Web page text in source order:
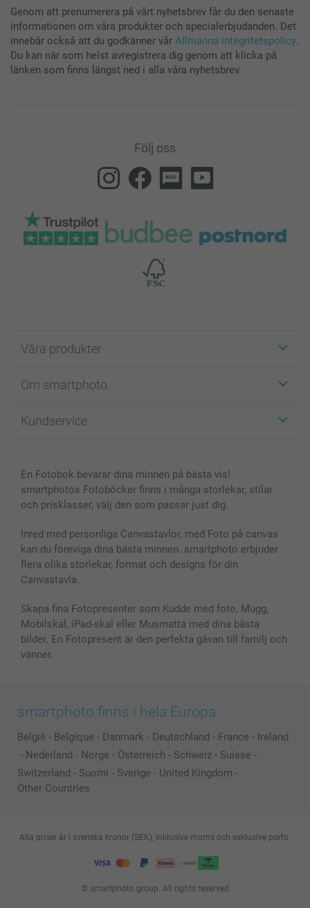
Genom att prenumerera på vårt nyhetsbrev får du den senaste
informationen om våra produkter och specialerbjudanden. Det
innebär också att du godkänner vår Allmänna integritetspolicy.
Du kan när som helst avregistrera dig genom att klicka på
länken som finns längst ned i alla våra nyhetsbrev.
Följ oss
Våra produkter
Fotokort
Fotoböcker
Skal till Mobil & Surfplatta
MyNameBook
Fotoramar & Tillbehör
Presentkort
Alla fotoprodukter
Om smartphoto
För affiliates
Sitemap
Villkor och garantier
Kundservice
smartbonus
Priser & betalning
En Fotobok bevarar dina minnen på bästa vis!
smartphotos Fotoböcker finns i många storlekar, stilar
och prisklasser, välj den som passar just dig.
Inred med personliga Canvastavlor, med Foto på canvas
kan du föreviga dina bästa minnen. smartphoto erbjuder
flera olika storlekar, format och designs för din
Canvastavla.
Skapa fina Fotopresenter som Kudde med foto, Mugg,
Mobilskal, iPad-skal eller Musmatta med dina bästa
bilder. En Fotopresent är den perfekta gåvan till familj och
vänner.
smartphoto finns i hela Europa
België - Belgique - Danmark - Deutschland - France - Ireland
- Nederland - Norge - Österreich - Schweiz - Suisse -
Switzerland - Suomi - Sverige - United Kingdom -
Other Countries
© smartphoto group. All rights reserved
Alla priser är i svenska kronor (SEK), inklusive moms och exklusive porto.